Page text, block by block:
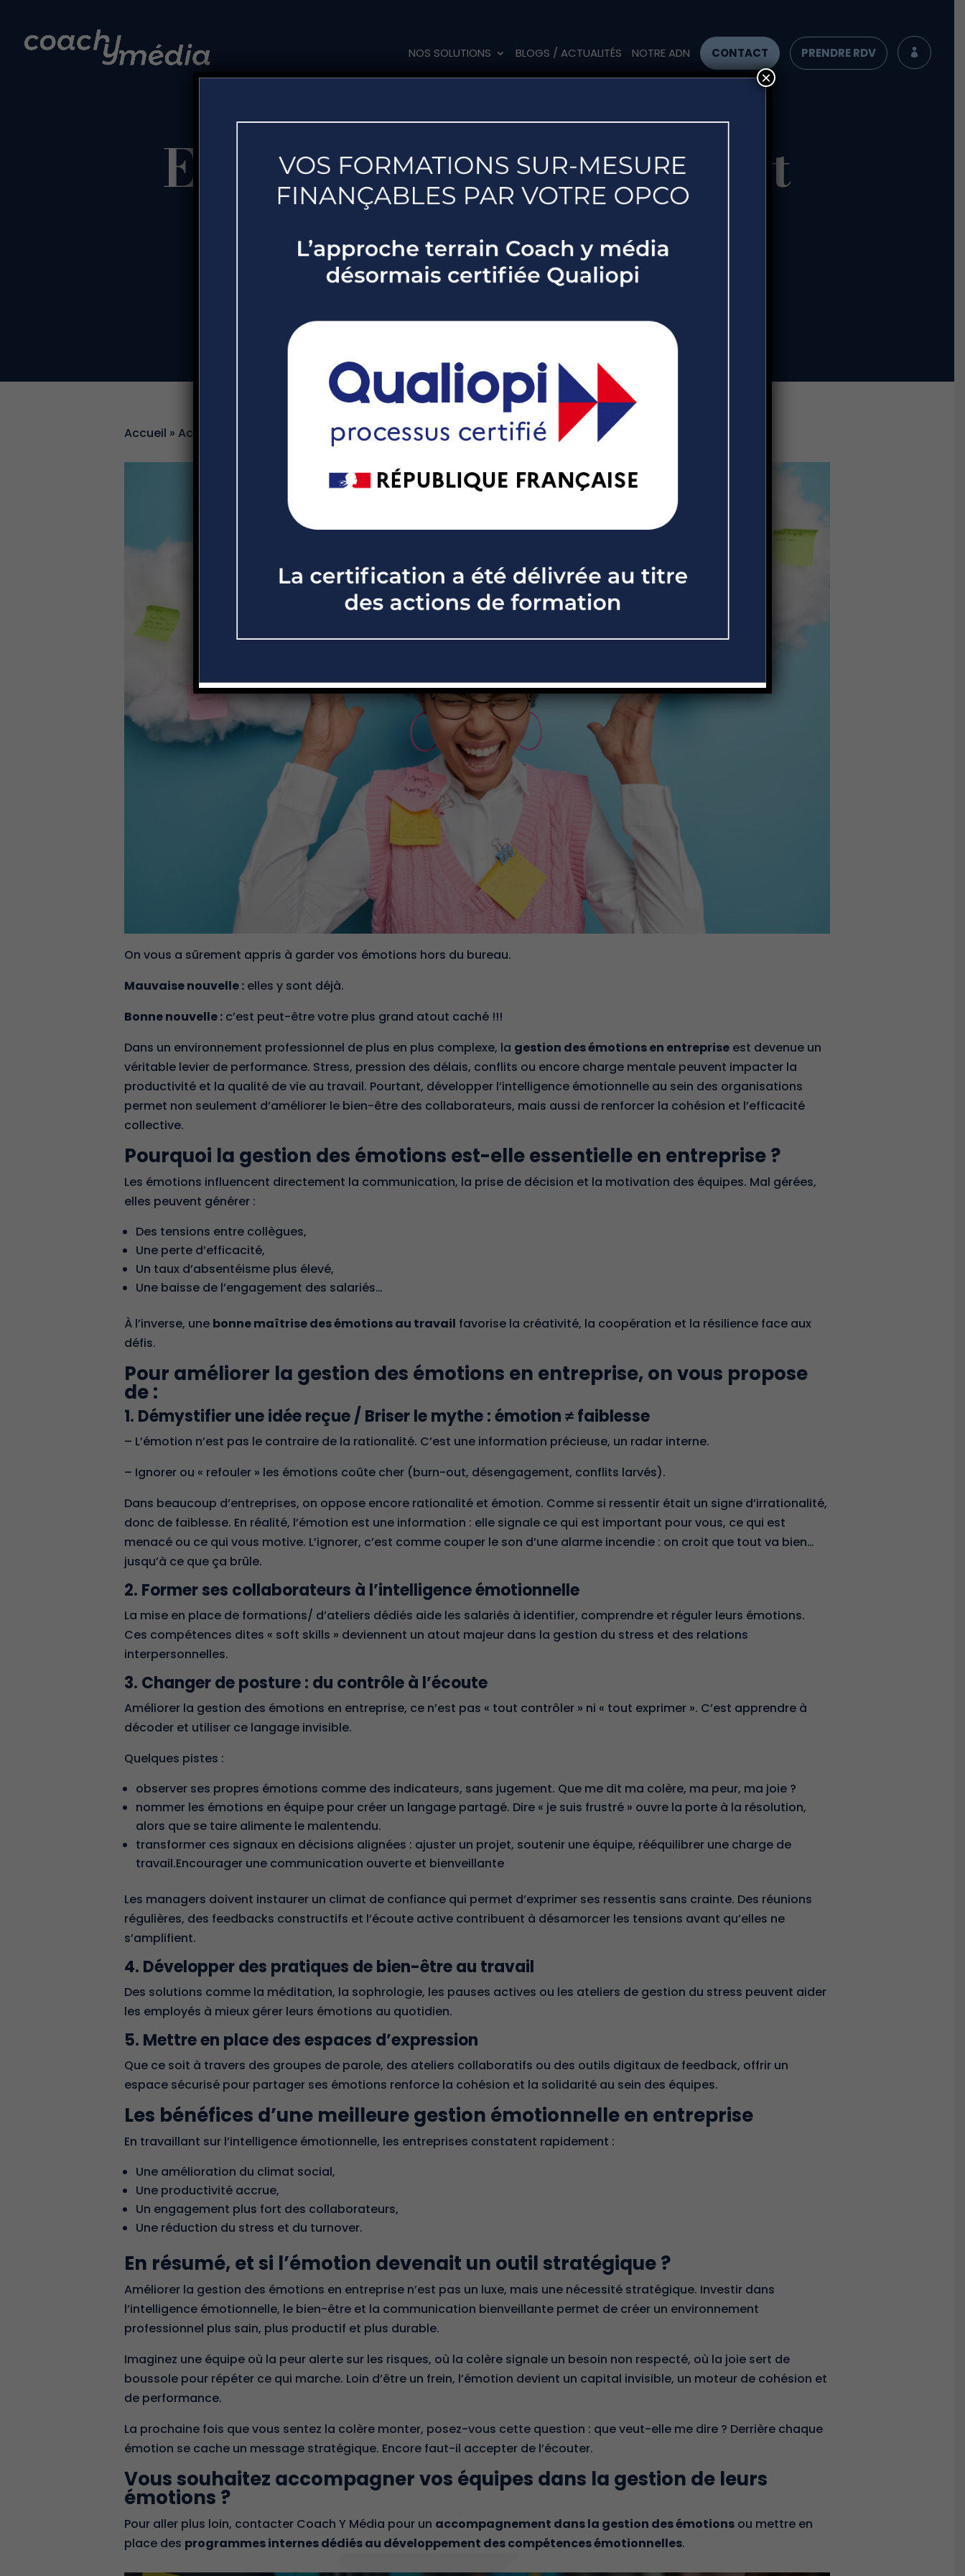
NOS SOLUTIONS BLOGS / ACTUALITÉS NOTRE ADN CONTACT PRENDRE RDV 
Et si vos émotions étaient
votre meilleur outil de
management ?
Accueil » Actualités Gestion des émotions»Et si vos émotions étaient votre meilleur outil de management ?
On vous a sûrement appris à garder vos émotions hors du bureau.
Mauvaise nouvelle :elles y sont déjà.
Bonne nouvelle :c’est peut-être votre plus grand atout caché !!!
Dans un environnement professionnel de plus en plus complexe, la gestion des émotions en entrepriseest devenue un
véritable levier de performance. Stress, pression des délais, conflits ou encore charge mentale peuvent impacter la
productivité et la qualité de vie au travail. Pourtant, développer l’intelligence émotionnelleau sein des organisations
permet non seulement d’améliorer le bien-être des collaborateurs, mais aussi de renforcer la cohésion et l’efficacité
collective.
Pourquoi la gestion des émotions est-elle essentielle en entreprise ?
Les émotions influencent directement la communication, la prise de décision et la motivation des équipes. Mal gérées,
elles peuvent générer :
Des tensions entre collègues,
Une perte d’efficacité,
Un taux d’absentéisme plus élevé,
Une baisse de l’engagement des salariés…
À l’inverse, une bonne maîtrise des émotions au travail favorise la créativité, la coopération et la résilience face aux
défis.
Pour améliorer la gestion des émotions en entreprise, on vous propose
de :
1. Démystifier une idée reçue / Briser le mythe : émotion ≠ faiblesse
– L’émotion n’est pas le contraire de la rationalité. C’est une information précieuse, un radar interne.
– Ignorer ou « refouler » les émotions coûte cher (burn-out, désengagement, conflits larvés).
Dans beaucoup d’entreprises, on oppose encore rationalité et émotion. Comme si ressentir était un signe d’irrationalité,
donc de faiblesse. En réalité, l’émotion est une information : elle signale ce qui est important pour vous, ce qui est
menacé ou ce qui vous motive. L’ignorer, c’est comme couper le son d’une alarme incendie : on croit que tout va bien…
jusqu’à ce que ça brûle.
2. Former ses collaborateurs à l’intelligence émotionnelle
La mise en place de formations/ d’ateliers dédiés aide les salariés à identifier, comprendre et réguler leurs émotions.
Ces compétences dites « soft skills » deviennent un atout majeur dans la gestion du stress et des relations
interpersonnelles.
3. Changer de posture : du contrôle à l’écoute
Améliorer la gestion des émotions en entreprise, ce n’est pas « tout contrôler » ni « tout exprimer ». C’est apprendre à
décoder et utiliser ce langage invisible.
Quelques pistes :
observer ses propres émotions comme des indicateurs, sans jugement. Que me dit ma colère, ma peur, ma joie ?
nommer les émotions en équipe pour créer un langage partagé. Dire « je suis frustré » ouvre la porte à la résolution,
alors que se taire alimente le malentendu.
transformer ces signaux en décisions alignées : ajuster un projet, soutenir une équipe, rééquilibrer une charge de
travail.Encourager une communication ouverte et bienveillante
Les managers doivent instaurer un climat de confiancequi permet d’exprimer ses ressentis sans crainte. Des réunions
régulières, des feedbacks constructifs et l’écoute active contribuent à désamorcer les tensions avant qu’elles ne
s’amplifient.
4. Développer des pratiques de bien-être au travail
Des solutions comme la méditation, la sophrologie, les pauses actives ou les ateliers de gestion du stress peuvent aider
les employés à mieux gérer leurs émotions au quotidien.
5. Mettre en place des espaces d’expression
Que ce soit à travers des groupes de parole, des ateliers collaboratifs ou des outils digitaux de feedback, offrir un
espace sécurisé pour partager ses émotions renforce la cohésion et la solidarité au sein des équipes.
Les bénéfices d’une meilleure gestion émotionnelle en entreprise
En travaillant sur l’intelligence émotionnelle, les entreprises constatent rapidement :
Une amélioration du climat social,
Une productivité accrue,
Un engagement plus fort des collaborateurs,
Une réduction du stress et du turnover.
En résumé, et si l’émotion devenait un outil stratégique ?
Améliorer la gestion des émotions en entreprise n’est pas un luxe, mais une nécessité stratégique. Investir dans
l’intelligence émotionnelle, le bien-être et la communication bienveillante permet de créer un environnement
professionnel plus sain, plus productif et plus durable.
Imaginez une équipe où la peur alerte sur les risques, où la colère signale un besoin non respecté, où la joie sert de
boussole pour répéter ce qui marche. Loin d’être un frein, l’émotion devient un capital invisible, un moteur de cohésion et
de performance.
La prochaine fois que vous sentez la colère monter, posez-vous cette question : que veut-elle me dire ? Derrière chaque
émotion se cache un message stratégique. Encore faut-il accepter de l’écouter.
Vous souhaitez accompagner vos équipes dans la gestion de leurs
émotions ?
Pour aller plus loin, contacter Coach Y Média pour un accompagnement dans la gestion des émotionsou mettre en
place des programmes internes dédiés au développement des compétences émotionnelles.
×